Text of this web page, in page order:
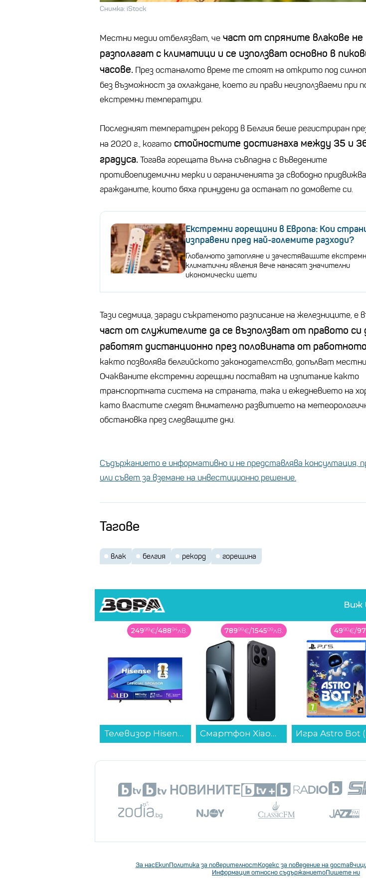
Снимка: iStock
Местни медии отбелязват, че част от спряните влакове не
разполагат с климатици и се използват основно в
часове. През останалото време те стоят на открито под
без възможност за охлаждане, което ги прави неизползваеми при
екстремни температури.
Последният температурен рекорд в Белгия беше регистриран
на 2020 г., когато стойностите достигнаха между 35 и
градуса. Тогава горещата вълна съвпадна с въведените
противоепидемични мерки и ограниченията за свободно
гражданите, които бяха принудени да останат по домовете си.
Екстремни горещини в Европа: Кои
изправени пред най-големите разходи?
Глобалното затопляне и зачестяващите
климатични явления вече нанасят значителни
икономически щети
Тази седмица, заради съкратеното разписание на железниците, е
част от служителите да се възползват от правото си
работят дистанционно през половината от
както позволява белгийското законодателство, допълват
Очакваните екстремни горещини поставят на изпитание както
транспортната система на страната, така и ежедневието на
като властите следят внимателно развитието на
обстановка през следващите дни.
Съдържанието е информативно и не представлява консултация,
или съвет за вземане на инвестиционно решение.
Тагове
влак белгия рекорд горещина
Виж
24999€/48894лв.
Телевизор Hisense 43E7Q , 109 см, 3840x2160 UHD-4K , 43 inch, QLED ...
78999€/154509лв.
Смартфон Xiaomi 17T 512/12 BLACK MZB0NOMEU , 12 GB, 512 GB...
4990€/97
За насЕкипПолитика за поверителностКодекс за поведение на
Информация относно съдържаниетоПишете ни